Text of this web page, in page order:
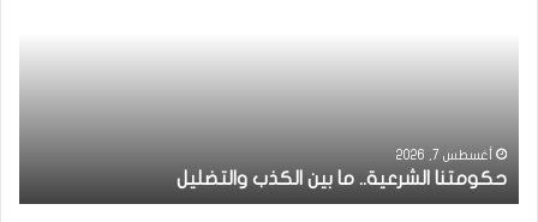
أغسطس 7, 2026
حكومتنا الشرعية.. ما بين الكذب والتضليل